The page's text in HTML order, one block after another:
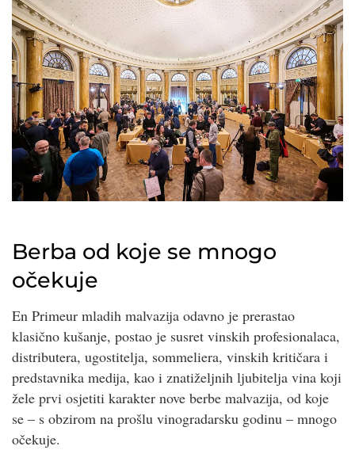
Berba od koje se mnogo
očekuje
En Primeur mladih malvazija odavno je prerastao
klasično kušanje, postao je susret vinskih profesionalaca,
distributera, ugostitelja, sommeliera, vinskih kritičara i
predstavnika medija, kao i znatiželjnih ljubitelja vina koji
žele prvi osjetiti karakter nove berbe malvazija, od koje
se – s obzirom na prošlu vinogradarsku godinu – mnogo
očekuje.